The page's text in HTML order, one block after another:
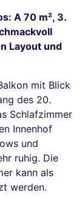
A 70 m², 3.
Layout und
mit Blick
des 20.
Schlafzimmer
Innenhof
und
ruhig. Die
kann als
werden.